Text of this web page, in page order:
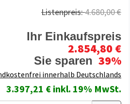
Listenpreis:4.680,00 €
Ihr Einkaufspreis
2.854,80 €
Sie sparen 39%
innerhalb Deutschlands
3.397,21 € inkl. 19% MwSt.